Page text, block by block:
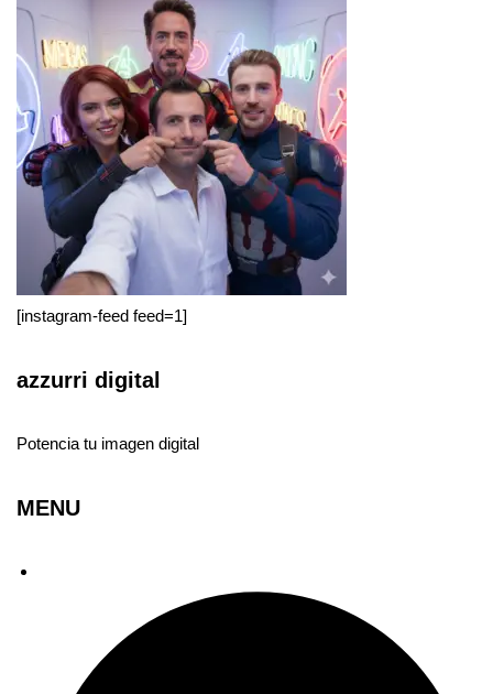
[instagram-feed feed=1]
azzurri digital
Potencia tu imagen digital
MENU